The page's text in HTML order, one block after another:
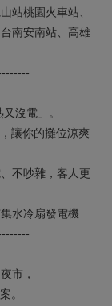
站桃園火車站、
南安南站、高雄
沒電」。
讓你的攤位涼爽
不吵雜，客人更
水冷扇發電機
市，
。